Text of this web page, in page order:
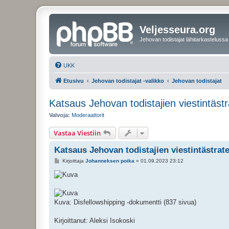
Veljesseura.org
Jehovan todistajat lähitarkastelussa
UKK
Etusivu Jehovan todistajat -valikko Jehovan todistajat
Katsaus Jehovan todistajien
Valvoja: Moderaattorit
Vastaa Viestiin
Katsaus Jehovan todistajien
V
e
s
i
Kirjoittaja Johanneksen poika » 01.09.2023 23:12
Kuva: Disfellowshipping -dokumentti (837 sivua)
Kirjoittanut: Aleksi Isokoski